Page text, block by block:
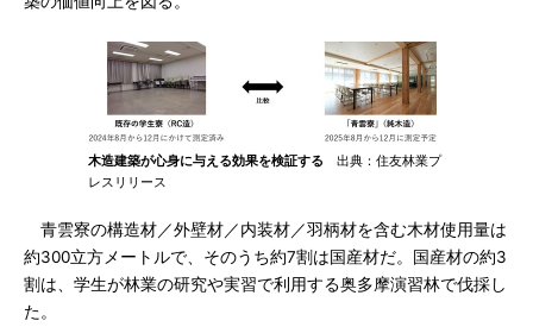
木造建築が心身に与える効果を検証する 出典：住友林業プ
レスリリース
青雲寮の構造材／外壁材／内装材／羽柄材を含む木材使用量は
約300立方メートルで、そのうち約7割は国産材だ。国産材の約3
割は、学生が林業の研究や実習で利用する奥多摩演習林で伐採し
た。